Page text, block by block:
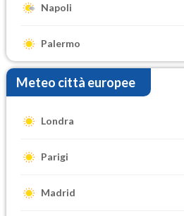
Napoli
Palermo
Meteo città europee
Londra
Parigi
Madrid